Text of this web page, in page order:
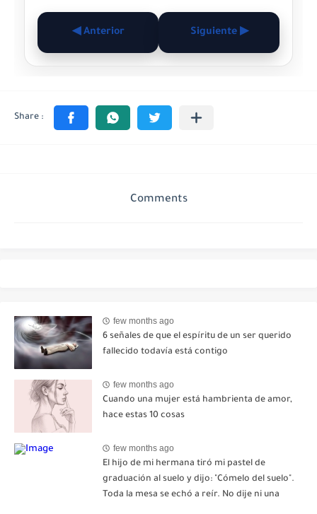
◀ Anterior Siguiente ▶
Comments
few months ago
6 señales de que el espíritu de un ser querido
fallecido todavía está contigo
few months ago
Cuando una mujer está hambrienta de amor,
hace estas 10 cosas
few months ago
El hijo de mi hermana tiró mi pastel de
graduación al suelo y dijo: "Cómelo del suelo".
Toda la mesa se echó a reír. No dije ni una